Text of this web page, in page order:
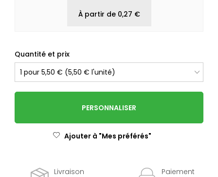
À partir de 0,27 €
Quantité et prix
PERSONNALISER
Ajouter à "Mes préférés"
Livraison
Paiement